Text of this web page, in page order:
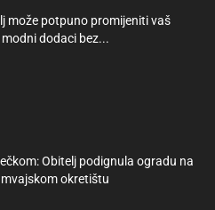
može potpuno promijeniti vaš
dodaci bez...
Obitelj podignula ogradu na
okretištu